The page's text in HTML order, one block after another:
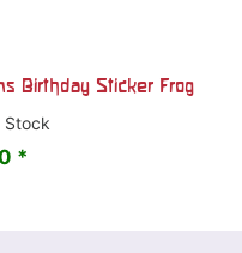
Birthday Sticker Frog
Stock
*